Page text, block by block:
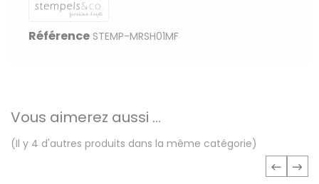
Référence STEMP-MRSH01MF
Vous aimerez aussi ...
(Il y 4 d'autres produits dans la même catégorie)